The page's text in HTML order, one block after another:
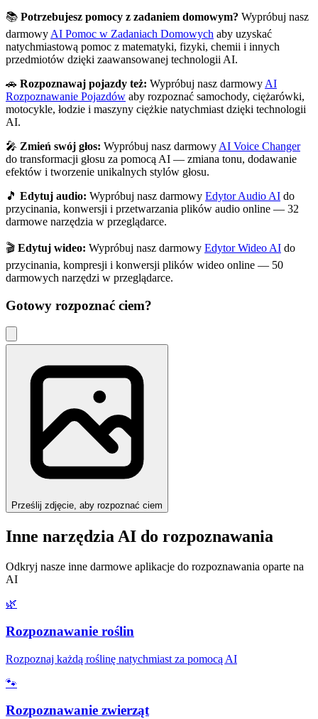
📚 Potrzebujesz pomocy z zadaniem domowym? Wypróbuj nasz
darmowy AI Pomoc w Zadaniach Domowych aby uzyskać
natychmiastową pomoc z matematyki, fizyki, chemii i innych
przedmiotów dzięki zaawansowanej technologii AI.
🚗 Rozpoznawaj pojazdy też: Wypróbuj nasz darmowy AI
Rozpoznawanie Pojazdów aby rozpoznać samochody, ciężarówki,
motocykle, łodzie i maszyny ciężkie natychmiast dzięki technologii
AI.
🎤 Zmień swój głos: Wypróbuj nasz darmowy AI Voice Changer
do transformacji głosu za pomocą AI — zmiana tonu, dodawanie
efektów i tworzenie unikalnych stylów głosu.
🎵 Edytuj audio: Wypróbuj nasz darmowy Edytor Audio AI do
przycinania, konwersji i przetwarzania plików audio online — 32
darmowe narzędzia w przeglądarce.
🎬 Edytuj wideo: Wypróbuj nasz darmowy Edytor Wideo AI do
przycinania, kompresji i konwersji plików wideo online — 50
darmowych narzędzi w przeglądarce.
Gotowy rozpoznać ciem?
Prześlij zdjęcie, aby rozpoznać ciem
Inne narzędzia AI do rozpoznawania
Odkryj nasze inne darmowe aplikacje do rozpoznawania oparte na
AI
🌿
Rozpoznawanie roślin
Rozpoznaj każdą roślinę natychmiast za pomocą AI
🐾
Rozpoznawanie zwierząt